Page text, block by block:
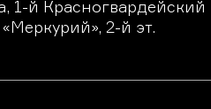
1-й Красногвардейский
2-й эт.